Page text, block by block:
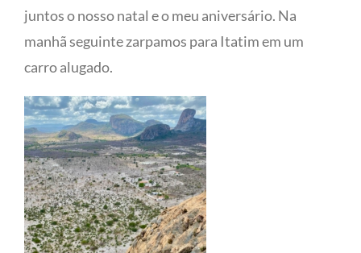
juntos o nosso natal e o meu aniversário. Na
manhã seguinte zarpamos para Itatim em um
carro alugado.